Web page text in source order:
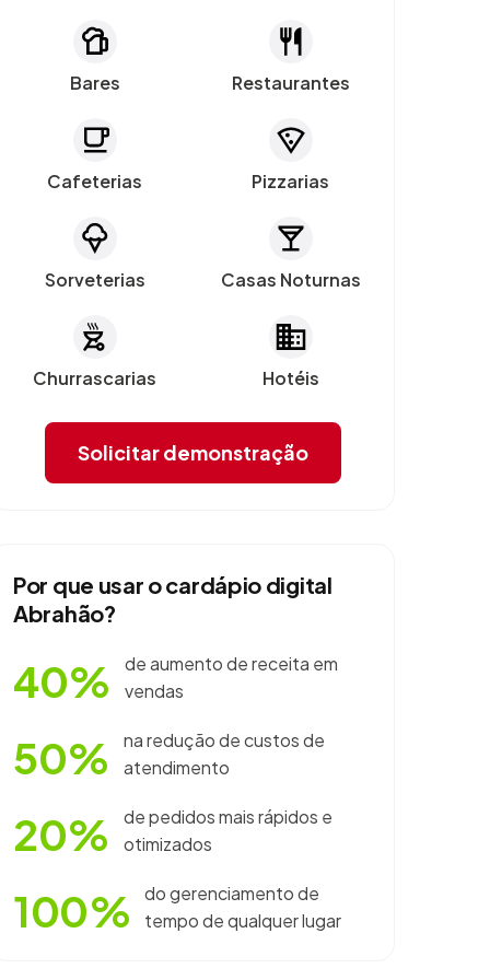
Bares Restaurantes
Cafeterias Pizzarias
Sorveterias Casas Noturnas
Churrascarias Hotéis
Solicitar demonstração
Por que usar o cardápio digital
Abrahão?
40%
de aumento de receita em
vendas
50%
na redução de custos de
atendimento
20%
de pedidos mais rápidos e
otimizados
100%
do gerenciamento de
tempo de qualquer lugar